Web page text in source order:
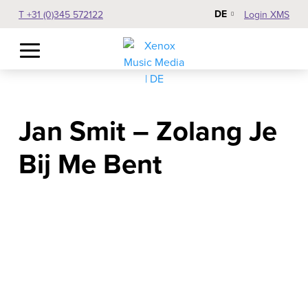
T +31 (0)345 572122 DE Login XMS
Jan Smit – Zolang Je
Bij Me Bent